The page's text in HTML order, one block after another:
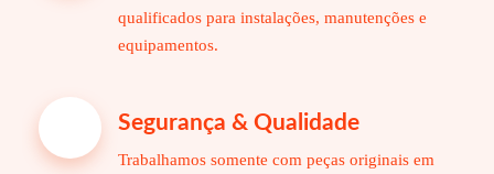
qualificados para instalações, manutenções e
equipamentos.
Segurança & Qualidade
Trabalhamos somente com peças originais em